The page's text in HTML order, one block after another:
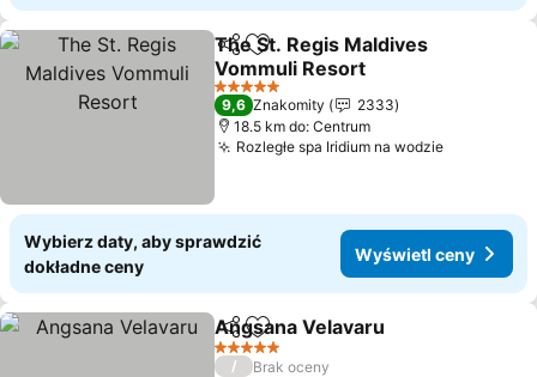
Udostępnij
Dodaj do ulubionych
The St. Regis Maldives
Vommuli Resort
Wyświetl ceny
5 Kategoria
9,6 Znakomity
2333
18.5 km do: Centrum
Rozległe spa Iridium na wodzieWyświetl
Wybierz daty, aby sprawdzić
dokładne ceny
Wyświetl ceny
UdostępnijDodaj do ulubionych
Angsana Velavaru
5 Kategoria
/
Brak oceny